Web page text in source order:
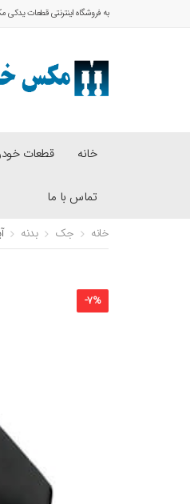
به فروشگاه اینترنتی قطعات
خانه قطعات
تماس با ما
خانه جک بدنه
-7%